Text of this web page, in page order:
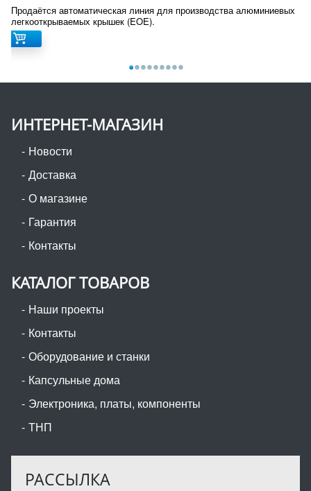
Продаётся автоматическая линия для производства алюминиевых
легкооткрываемых крышек (EOE).
ИНТЕРНЕТ-МАГАЗИН
Новости
Доставка
О магазине
Гарантия
Контакты
КАТАЛОГ ТОВАРОВ
Наши проекты
Контакты
Оборудование и станки
Капсульные дома
Электроника, платы, компоненты
ТНП
РАССЫЛКА